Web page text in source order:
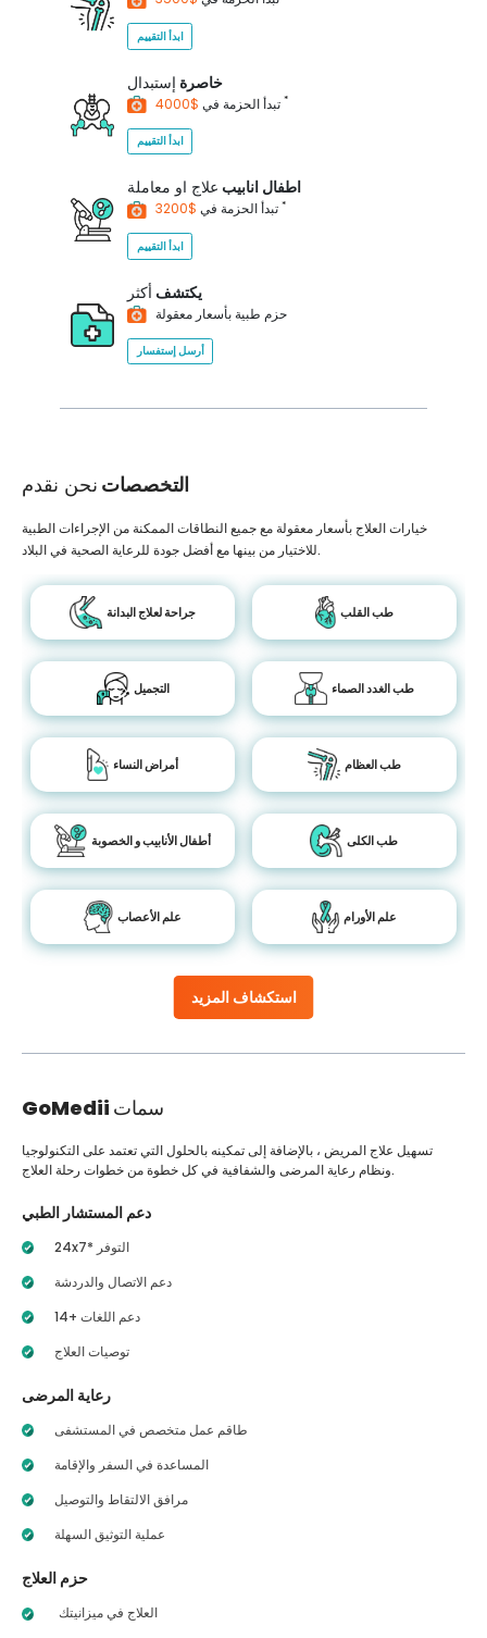
ابدأ التقييم
خاصرة إستبدال
تبدأ الحزمة في *
ابدأ التقييم
اطفال انابيب علاج او معاملة
تبدأ الحزمة في *
ابدأ التقييم
يكتشف أكثر
حزم طبية بأسعار معقولة
أرسل إستفسار
التخصصات نحن نقدم
استكشاف المزيد
خيارات العلاج بأسعار معقولة مع جميع النطاقات الممكنة من الإجراءات الطبية
للاختيار من بينها مع أفضل جودة للرعاية الصحية في البلاد.
جراحة لعلاج البدانة طب القلب
التجميل طب الغدد الصماء
أمراض النساء طب العظام
أطفال الأنابيب و الخصوبة طب الكلى
علم الأعصاب علم الأورام
GoMedii سمات
تسهيل علاج المريض ، بالإضافة إلى تمكينه بالحلول التي تعتمد على التكنولوجيا
ونظام رعاية المرضى والشفافية في كل خطوة من خطوات رحلة العلاج.
دعم المستشار الطبي
24x7* التوفر
دعم الاتصال والدردشة
14+ دعم اللغات
توصيات العلاج
رعاية المرضى
طاقم عمل متخصص في المستشفى
المساعدة في السفر والإقامة
مرافق الالتقاط والتوصيل
عملية التوثيق السهلة
حزم العلاج
العلاج في ميزانيتك